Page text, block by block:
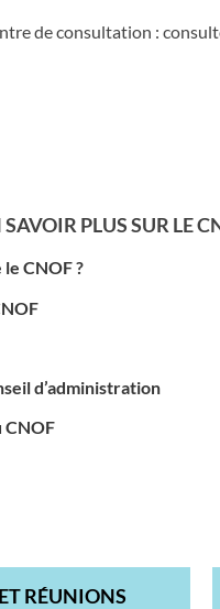
de consultation :
PLUS SUR LE
le CNOF ?
d’administration
CNOF
RÉUNIONS